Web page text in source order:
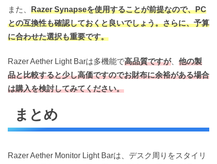
また、 Razer Synapseを使用することが前提なので、PC
との互換性も確認しておくと良いでしょう。さらに、予算
に合わせた選択も重要です。
Razer Aether Light Barは多機能で高品質ですが、 他の製
品と比較すると少し高価ですのでお財布に余裕がある場合
は購入を検討してみてください。
まとめ
Razer Aether Monitor Light Barは、デスク周りをスタイリ